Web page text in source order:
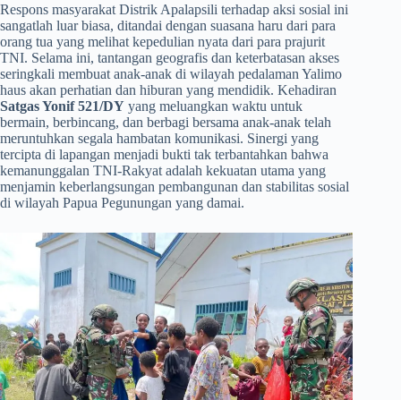
​Respons masyarakat Distrik Apalapsili terhadap aksi sosial ini
sangatlah luar biasa, ditandai dengan suasana haru dari para
orang tua yang melihat kepedulian nyata dari para prajurit
TNI. Selama ini, tantangan geografis dan keterbatasan akses
seringkali membuat anak-anak di wilayah pedalaman Yalimo
haus akan perhatian dan hiburan yang mendidik. Kehadiran
Satgas Yonif 521/DY yang meluangkan waktu untuk
bermain, berbincang, dan berbagi bersama anak-anak telah
meruntuhkan segala hambatan komunikasi. Sinergi yang
tercipta di lapangan menjadi bukti tak terbantahkan bahwa
kemanunggalan TNI-Rakyat adalah kekuatan utama yang
menjamin keberlangsungan pembangunan dan stabilitas sosial
di wilayah Papua Pegunungan yang damai.